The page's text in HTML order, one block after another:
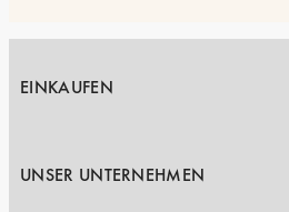
EINKAUFEN
UNSER UNTERNEHMEN